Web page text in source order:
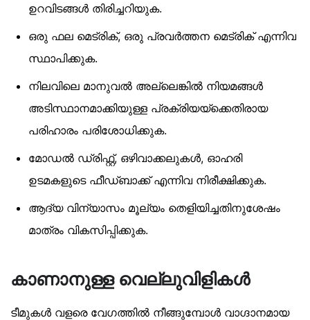
ഉറവിടങ്ങൾ തിരിച്ചറിയുക.
ഒരു ഫല മെട്രിക്, ഒരു പ്രവർത്തന മെട്രിക് എന്നിവ
സ്ഥാപിക്കുക.
നിലവിലെ മാനുവൽ അല്ലെങ്കിൽ നിയമങ്ങൾ
അടിസ്ഥാനമാക്കിയുള്ള പ്രക്രിയയ്‌ക്കെതിരായ
പരിഹാരം പരിശോധിക്കുക.
മോഡൽ ഡ്രിഫ്റ്റ്, ഒഴിവാക്കലുകൾ, ഓഹരി
ഉടമകളുടെ ഫീഡ്ബാക്ക് എന്നിവ നിരീക്ഷിക്കുക.
ആദ്യ വിന്യാസം മൂല്യം തെളിയിച്ചതിനുശേഷം
മാത്രം വികസിപ്പിക്കുക.
കാണാനുള്ള വെല്ലുവിളികൾ
ടീമുകൾ വളരെ വേഗത്തിൽ നീങ്ങുമ്പോൾ വാഗ്ദാനമായ